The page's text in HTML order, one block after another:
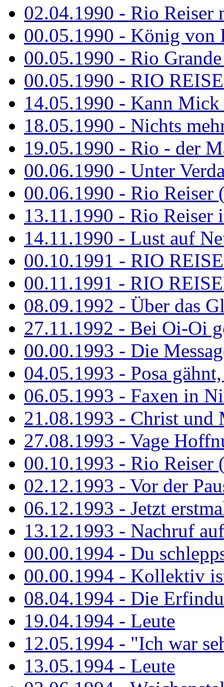
02.04.1990 - Rio
00.05.1990 - König von
00.05.1990 - Rio
00.05.1990 - RIO
14.05.1990 - Kann Mick
18.05.1990 - Nichts
19.05.1990 - Rio - der
00.06.1990 - Unter
00.06.1990 - Rio Reiser
13.11.1990 - Rio Reiser
14.11.1990 - Lust auf
00.10.1991 - RIO
00.11.1991 - RIO
08.09.1992 - Über das
27.11.1992 - Bei Oi-Oi
00.00.1993 - Die
04.05.1993 - Posa
06.05.1993 - Faxen in
21.08.1993 - Christ und
27.08.1993 - Vage
00.10.1993 - Rio Reiser
02.12.1993 - Vor der
06.12.1993 - Jetzt
13.12.1993 - Nachruf
00.00.1994 - Du
00.00.1994 - Kollektiv
08.04.1994 - Die
19.04.1994 - Leute
12.05.1994 - "Ich war
13.05.1994 - Leute